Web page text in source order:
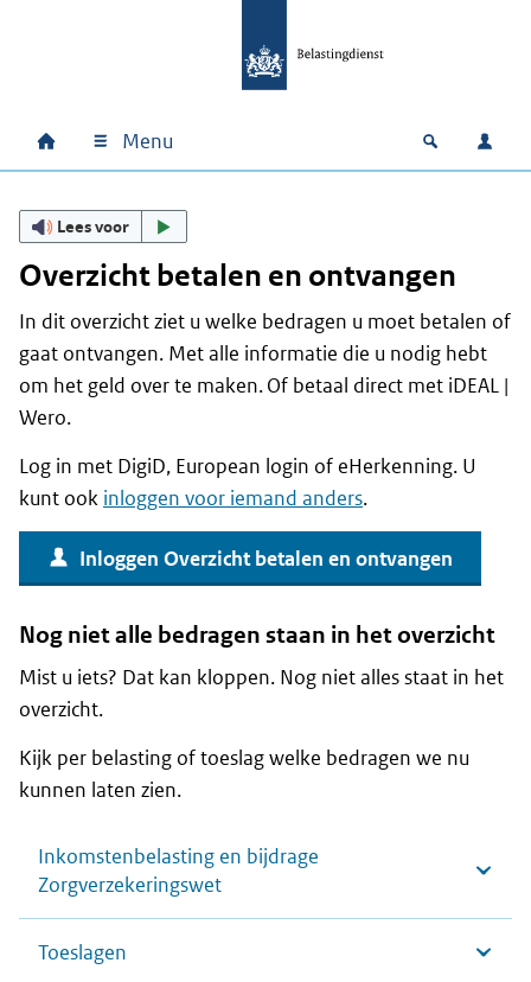
Hoofdnavigatie
Home Menu Open
Lees voor
Overzicht betalen en ontvangen
In dit overzicht ziet u welke bedragen u moet betalen of
gaat ontvangen. Met alle informatie die u nodig hebt
om het geld over te maken. Of betaal direct met iDEAL |
Wero.
Log in met DigiD, European login of eHerkenning. U
kunt ook inloggen voor iemand anders.
Inloggen Overzicht betalen en ontvangen
Nog niet alle bedragen staan in het overzicht
Mist u iets? Dat kan kloppen. Nog niet alles staat in het
overzicht.
Kijk per belasting of toeslag welke bedragen we nu
kunnen laten zien.
Inkomstenbelasting en bijdrage
Zorgverzekeringswet
Toeslagen